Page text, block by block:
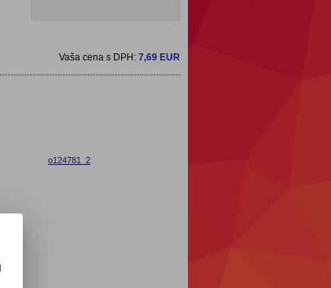
Vaša cena s DPH: 7,69 EUR
o124781_2